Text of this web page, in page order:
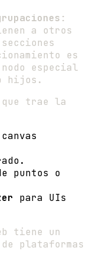
:
a otros
es
especial
hijos.
trae la
puntos o
para UIs
tiene un
plataformas